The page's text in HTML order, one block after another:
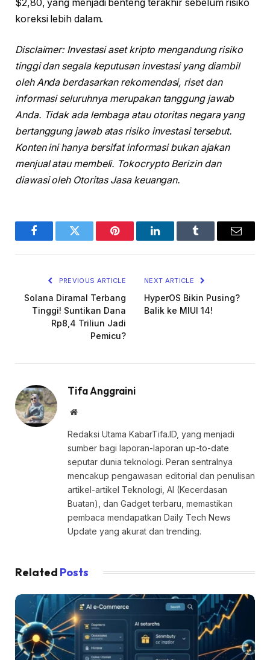
$2,80, yang menjadi benteng terakhir sebelum risiko
koreksi lebih dalam.
Disclaimer: Investasi aset kripto mengandung risiko
tinggi dan segala keputusan investasi yang diambil
oleh Anda berdasarkan rekomendasi, riset dan
informasi seluruhnya merupakan tanggung jawab
Anda. Tidak ada lembaga atau otoritas negara yang
bertanggung jawab atas risiko investasi tersebut.
Konten ini hanya bersifat informasi bukan ajakan
menjual atau membeli. Tokocrypto Berizin dan
diawasi oleh Otoritas Jasa keuangan.
FacebookTwitter Pinterest LinkedInTumblr Email
PREVIOUS ARTICLE
Solana Diramal Terbang
Tinggi! Suntikan Dana
Rp8,4 Triliun Jadi
Pemicu?
NEXT ARTICLE
HyperOS Bikin Pusing?
Balik ke MIUI 14!
Tifa Anggraini
Website
Redaksi Utama KabarTifa.ID, yang menjadi
sumber bagi laporan-laporan up-to-date
seputar dunia teknologi. Peran sentralnya
mencakup pengawasan editorial dan penulisan
artikel-artikel Teknologi, AI (Kecerdasan
Buatan), dan Gadget terbaru, memastikan
pembaca mendapatkan Daily Tech News
Update yang akurat dan trending.
Related Posts